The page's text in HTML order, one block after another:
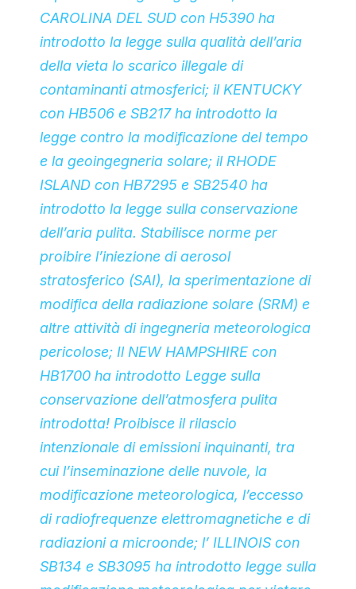
CAROLINA DEL SUD con H5390 ha
introdotto la legge sulla qualità dell’aria
della vieta lo scarico illegale di
contaminanti atmosferici; il KENTUCKY
con HB506 e SB217 ha introdotto la
legge contro la modificazione del tempo
e la geoingegneria solare; il RHODE
ISLAND con HB7295 e SB2540 ha
introdotto la legge sulla conservazione
dell’aria pulita. Stabilisce norme per
proibire l’iniezione di aerosol
stratosferico (SAI), la sperimentazione di
modifica della radiazione solare (SRM) e
altre attività di ingegneria meteorologica
pericolose; Il NEW HAMPSHIRE con
HB1700 ha introdotto Legge sulla
conservazione dell’atmosfera pulita
introdotta! Proibisce il rilascio
intenzionale di emissioni inquinanti, tra
cui l’inseminazione delle nuvole, la
modificazione meteorologica, l’eccesso
di radiofrequenze elettromagnetiche e di
radiazioni a microonde; l’ ILLINOIS con
SB134 e SB3095 ha introdotto legge sulla